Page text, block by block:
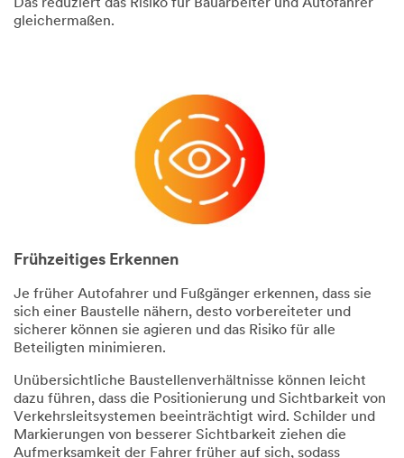
Das reduziert das Risiko für Bauarbeiter und Autofahrer
gleichermaßen.
Frühzeitiges Erkennen
Je früher Autofahrer und Fußgänger erkennen, dass sie
sich einer Baustelle nähern, desto vorbereiteter und
sicherer können sie agieren und das Risiko für alle
Beteiligten minimieren.
Unübersichtliche Baustellenverhältnisse können leicht
dazu führen, dass die Positionierung und Sichtbarkeit von
Verkehrsleitsystemen beeinträchtigt wird. Schilder und
Markierungen von besserer Sichtbarkeit ziehen die
Aufmerksamkeit der Fahrer früher auf sich, sodass